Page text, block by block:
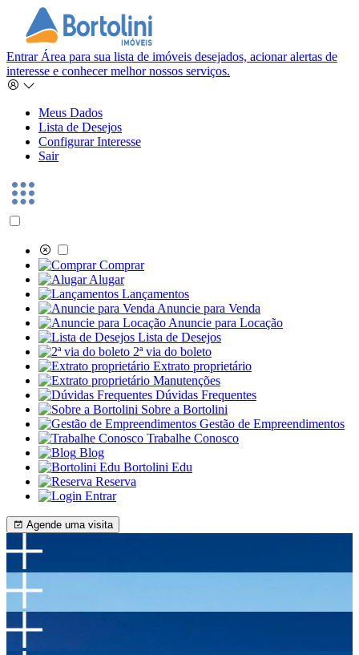
Entrar Área para sua lista de imóveis desejados, acionar alertas de
interesse e conhecer melhor nossos serviços.
Meus Dados
Lista de Desejos
Configurar Interesse
Sair
Comprar
Alugar
Lançamentos
Anuncie para Venda
Anuncie para Locação
Lista de Desejos
2ª via do boleto
Extrato proprietário
Manutenções
Dúvidas Frequentes
Sobre a Bortolini
Gestão de Empreendimentos
Trabalhe Conosco
Blog
Bortolini Edu
Reserva
Entrar
Agende uma visita